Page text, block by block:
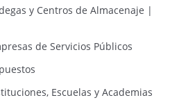
y Centros de Almacenaje |
de Servicios Públicos
Escuelas y Academias